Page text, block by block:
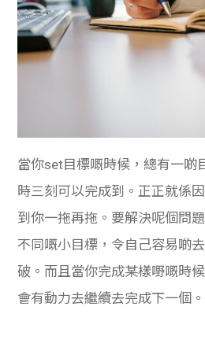
當你set目標嘅時候，總有一啲
時三刻可以完成到。正正就係
到你一拖再拖。要解決呢個問
不同嘅小目標，令自己容易啲
破。而且當你完成某樣嘢嘅時
會有動力去繼續去完成下一個。